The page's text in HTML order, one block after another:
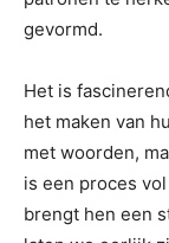
gevormd.
Het is
het maken van
met woorden,
is een proces
brengt hen een